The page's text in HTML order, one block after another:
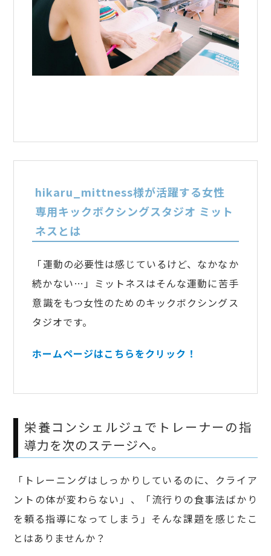
hikaru_mittness様が活躍する女性
専用キックボクシングスタジオ ミット
ネスとは
「運動の必要性は感じているけど、なかなか
続かない…」ミットネスはそんな運動に苦手
意識をもつ女性のためのキックボクシングス
タジオです。
ホームページはこちらをクリック！
栄養コンシェルジュでトレーナーの指
導力を次のステージへ。
「トレーニングはしっかりしているのに、クライア
ントの体が変わらない」、「流行りの食事法ばかり
を頼る指導になってしまう」そんな課題を感じたこ
とはありませんか？